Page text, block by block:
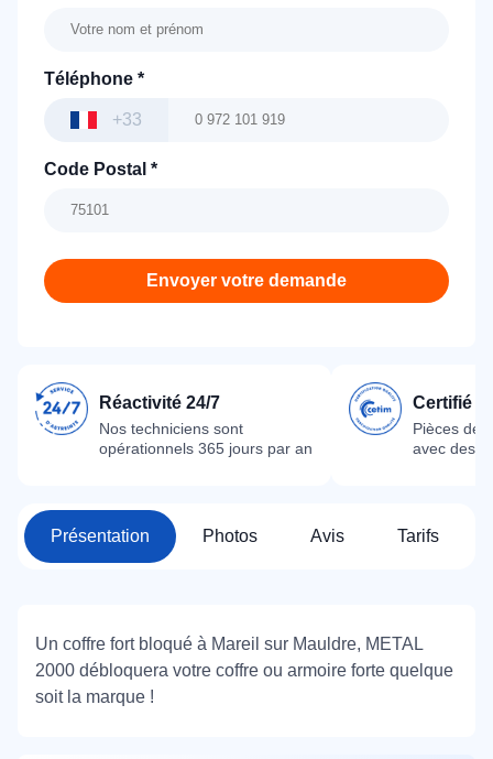
Téléphone *
+33
Code Postal *
Envoyer votre demande
Réactivité 24/7
Nos techniciens sont
opérationnels 365 jours par an
Certifié
Pièces
avec des
Présentation Photos Avis Tarifs
Un coffre fort bloqué à Mareil sur Mauldre, METAL
2000 débloquera votre coffre ou armoire forte quelque
soit la marque !